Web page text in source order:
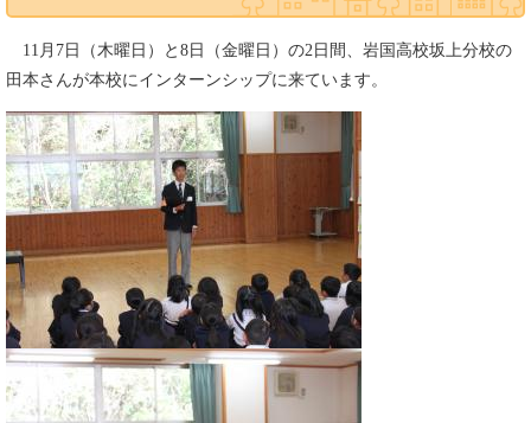
11月7日（木曜日）と8日（金曜日）の2日間、岩国高校坂上分校の
田本さんが本校にインターンシップに来ています。